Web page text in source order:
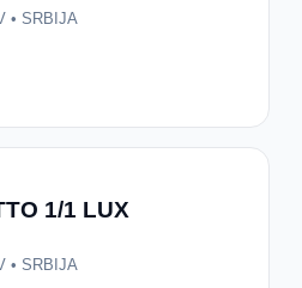
• SRBIJA
1/1 LUX
• SRBIJA